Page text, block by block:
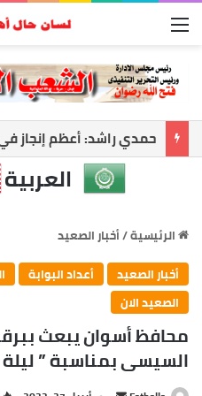
العربية
الرئيسية/أخبار الصعيد
أخبار الصعيد
أعداد البوابة
الصعيد الان
محافظ أسوان يبعث
السيسى بمناسبة ” ليلة